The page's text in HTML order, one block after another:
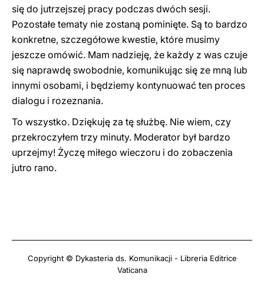
się do jutrzejszej pracy podczas dwóch sesji.
Pozostałe tematy nie zostaną pominięte. Są to bardzo
konkretne, szczegółowe kwestie, które musimy
jeszcze omówić. Mam nadzieję, że każdy z was czuje
się naprawdę swobodnie, komunikując się ze mną lub
innymi osobami, i będziemy kontynuować ten proces
dialogu i rozeznania.
To wszystko. Dziękuję za tę służbę. Nie wiem, czy
przekroczyłem trzy minuty. Moderator był bardzo
uprzejmy! Życzę miłego wieczoru i do zobaczenia
jutro rano.
Copyright © Dykasteria ds. Komunikacji - Libreria Editrice
Vaticana